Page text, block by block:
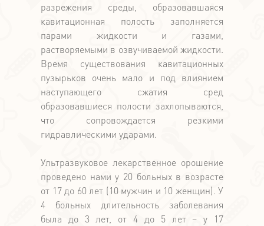
разрежения среды, образовавшаяся
кавитационная полость заполняется
парами жидкости и газами,
растворяемыми в озвучиваемой жидкости.
Время существования кавитационных
пузырьков очень мало и под влиянием
наступающего сжатия сред
образовавшиеся полости захлопываются,
что сопровождается резкими
гидравлическими ударами.
Ультразвуковое лекарственное орошение
проведено нами у 20 больных в возрасте
от 17 до 60 лет (10 мужчин и 10 женщин). У
4 больных длительность заболевания
была до 3 лет, от 4 до 5 лет – у 17